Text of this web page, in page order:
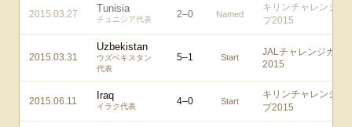
2015.03.27 Tunisia
チュニジア代表 2–0 Named
キリンチャレンジカ
プ2015
2015.03.31
Uzbekistan
ウズベキスタン
代表
5–1 Start
JALチャレンジカッ
2015
2015.06.11 Iraq
イラク代表 4–0 Start
キリンチャレンジカ
プ2015